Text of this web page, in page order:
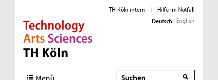
Direkt zur Hauptnavigation
Direkt zur Subnavigation
Direkt zum Inhalt
Direkt zum Fußbereich
TH Köln intern |
Hilfe im Notfall
Deutsch English
Menü Suche